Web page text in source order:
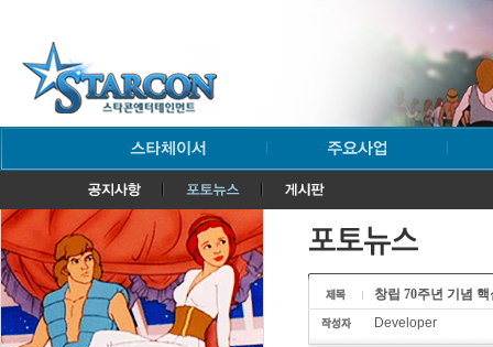
창립 70주년 기념
Developer